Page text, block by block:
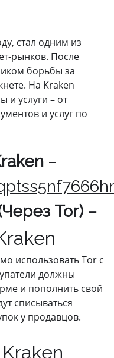
стал одним из
рынков. После
борьбы за
На Kraken
и услуги – от
и услуг по
–
Tor) –
использовать Tor с
должны
и пополнить свой
списываться
у продавцов.